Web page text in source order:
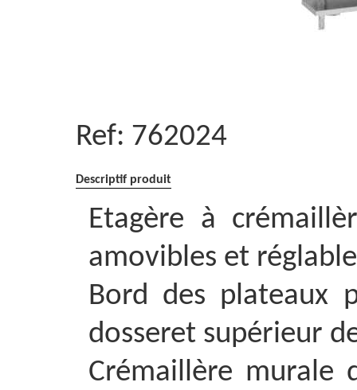
Ref: 762024
Descriptif produit
Etagère à
amovibles et
Bord des plateaux
dosseret supérieur
Crémaillère murale